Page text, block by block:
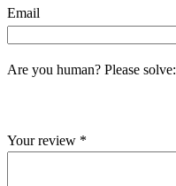
Email
Are you human? Please solve:
Your review *